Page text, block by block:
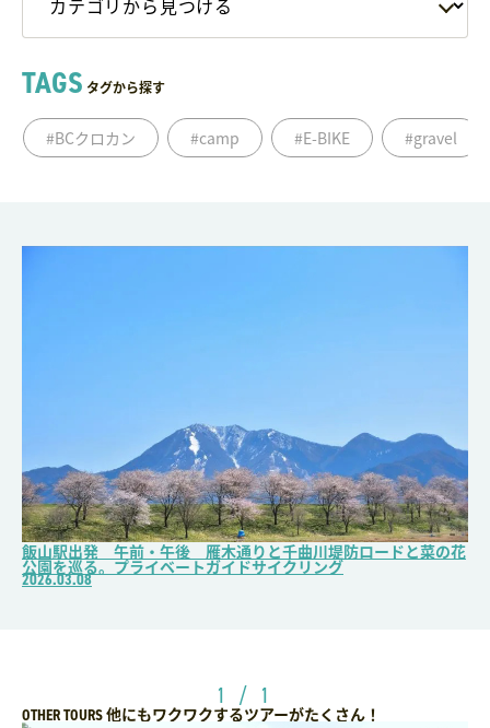
TAGS タグから探す
#BCクロカン #camp #E-BIKE #gravel
飯山駅出発 午前・午後 雁木通りと千曲川堤防ロードと菜の花
公園を巡る。プライベートガイドサイクリング
2026.03.08
1 / 1
OTHER TOURS他にもワクワクするツアーがたくさん！